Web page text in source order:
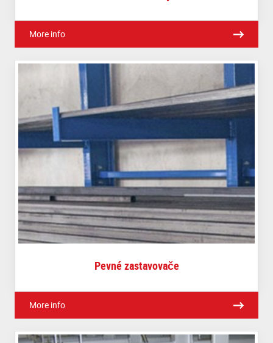
More info
Pevné zastavovače
More info